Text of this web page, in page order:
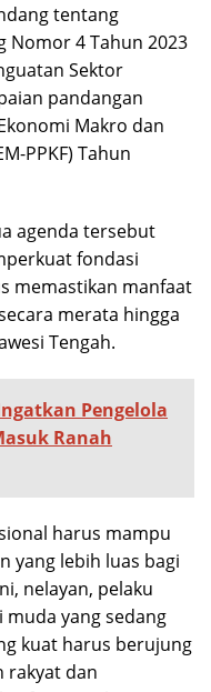
tentang
Nomor 4 Tahun 2023
Sektor
pandangan
Makro dan
PPKF) Tahun
agenda tersebut
fondasi
memastikan manfaat
merata hingga
Tengah.
Pengelola
Ranah
harus mampu
yang lebih luas bagi
nelayan, pelaku
yang sedang
kuat harus berujung
rakyat dan